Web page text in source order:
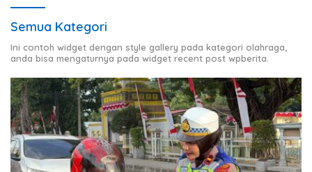
Semua Kategori
Ini contoh widget dengan style gallery pada kategori olahraga,
anda bisa mengaturnya pada widget recent post wpberita.